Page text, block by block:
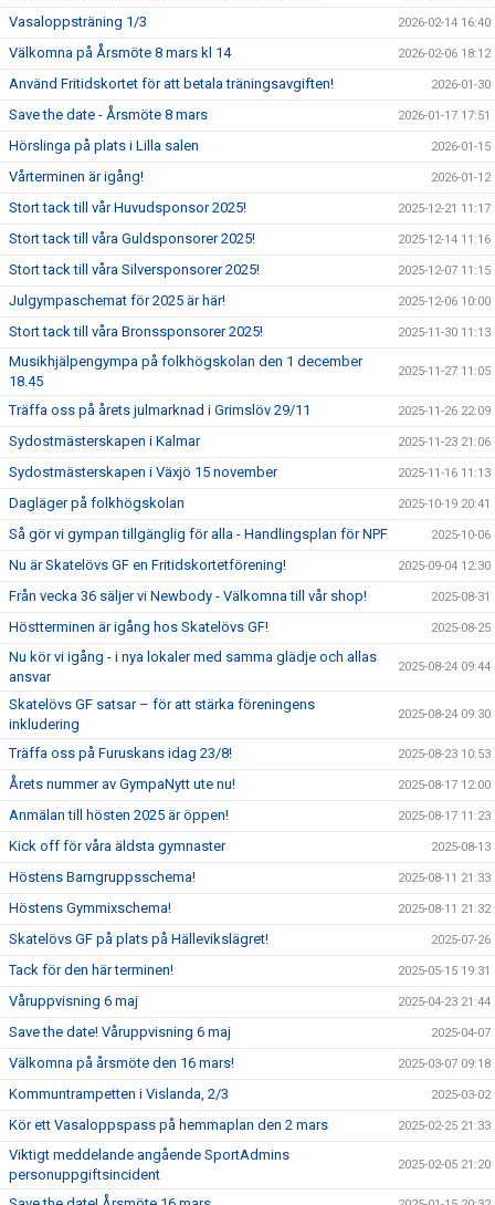
Vasaloppsträning 1/3 2026-02-14 16:40
Välkomna på Årsmöte 8 mars kl 14 2026-02-06 18:12
Använd Fritidskortet för att betala träningsavgiften! 2026-01-30
Save the date - Årsmöte 8 mars 2026-01-17 17:51
Hörslinga på plats i Lilla salen 2026-01-15
Vårterminen är igång! 2026-01-12
Stort tack till vår Huvudsponsor 2025! 2025-12-21 11:17
Stort tack till våra Guldsponsorer 2025! 2025-12-14 11:16
Stort tack till våra Silversponsorer 2025! 2025-12-07 11:15
Julgympaschemat för 2025 är här! 2025-12-06 10:00
Stort tack till våra Bronssponsorer 2025! 2025-11-30 11:13
Musikhjälpengympa på folkhögskolan den 1 december
18.45
2025-11-27 11:05
Träffa oss på årets julmarknad i Grimslöv 29/11 2025-11-26 22:09
Sydostmästerskapen i Kalmar 2025-11-23 21:06
Sydostmästerskapen i Växjö 15 november 2025-11-16 11:13
Dagläger på folkhögskolan 2025-10-19 20:41
Så gör vi gympan tillgänglig för alla - Handlingsplan för NPF 2025-10-06
Nu är Skatelövs GF en Fritidskortetförening! 2025-09-04 12:30
Från vecka 36 säljer vi Newbody - Välkomna till vår shop! 2025-08-31
Höstterminen är igång hos Skatelövs GF! 2025-08-25
Nu kör vi igång - i nya lokaler med samma glädje och allas
ansvar
2025-08-24 09:44
Skatelövs GF satsar – för att stärka föreningens
inkludering
2025-08-24 09:30
Träffa oss på Furuskans idag 23/8! 2025-08-23 10:53
Årets nummer av GympaNytt ute nu! 2025-08-17 12:00
Anmälan till hösten 2025 är öppen! 2025-08-17 11:23
Kick off för våra äldsta gymnaster 2025-08-13
Höstens Barngruppsschema! 2025-08-11 21:33
Höstens Gymmixschema! 2025-08-11 21:32
Skatelövs GF på plats på Hällevikslägret! 2025-07-26
Tack för den här terminen! 2025-05-15 19:31
Våruppvisning 6 maj 2025-04-23 21:44
Save the date! Våruppvisning 6 maj 2025-04-07
Välkomna på årsmöte den 16 mars! 2025-03-07 09:18
Kommuntrampetten i Vislanda, 2/3 2025-03-02
Kör ett Vasaloppspass på hemmaplan den 2 mars 2025-02-25 21:33
Viktigt meddelande angående SportAdmins
personuppgiftsincident
2025-02-05 21:20